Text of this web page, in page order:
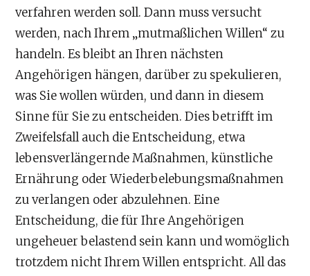
verfahren werden soll. Dann muss versucht
werden, nach Ihrem „mutmaßlichen Willen“ zu
handeln. Es bleibt an Ihren nächsten
Angehörigen hängen, darüber zu spekulieren,
was Sie wollen würden, und dann in diesem
Sinne für Sie zu entscheiden. Dies betrifft im
Zweifelsfall auch die Entscheidung, etwa
lebensverlängernde Maßnahmen, künstliche
Ernährung oder Wiederbelebungsmaßnahmen
zu verlangen oder abzulehnen. Eine
Entscheidung, die für Ihre Angehörigen
ungeheuer belastend sein kann und womöglich
trotzdem nicht Ihrem Willen entspricht. All das